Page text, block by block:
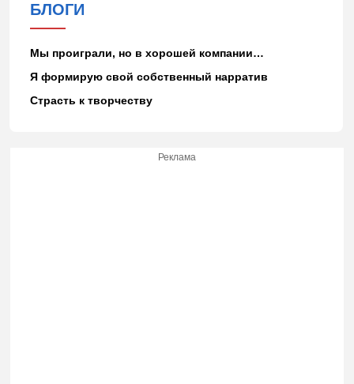
БЛОГИ
Мы проиграли, но в хорошей компании…
Я формирую свой собственный нарратив
Страсть к творчеству
Реклама